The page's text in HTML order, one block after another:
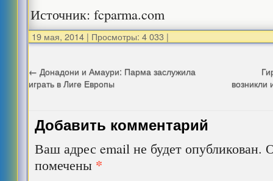
Источник: fcparma.com
19 мая, 2014 | Просмотры: 4 033 |
← Донадони и Амаури: Парма заслужила
играть в Лиге Европы
возникли
Добавить комментарий
Ваш адрес email не будет опубликован.
помечены *